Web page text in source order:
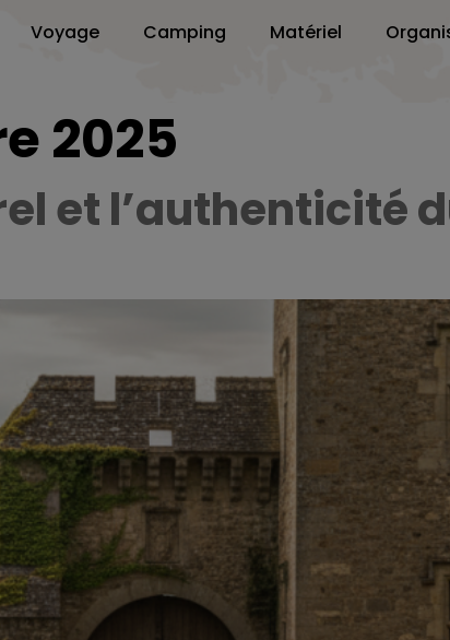
Voyage Camping Matériel
2025
et l’authenticité